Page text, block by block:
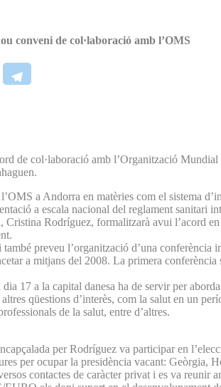
conveni de col·laboració amb l’OMS
de col·laboració amb l’Organització
a Andorra en matèries com el sistema
a escala nacional del reglament sanitari
Cristina Rodríguez, formalitzarà avui l’acord
preveu l’organització d’una
a mitjans del 2008. La primera
17 a la capital danesa ha de servir per
qüestions d’interès, com la salut en un
de la salut, entre d’altres.
per Rodríguez va participar en
per ocupar la presidència vacant: Geòrgia,
contactes de caràcter privat i es va